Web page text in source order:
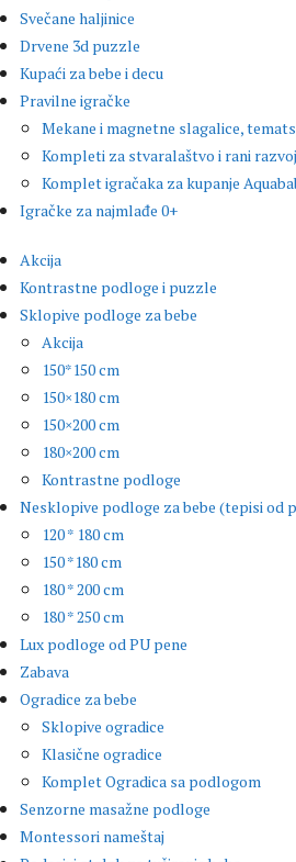
Svečane haljinice
Drvene 3d puzzle
Kupaći za bebe i decu
Pravilne igračke
Mekane i magnetne slagalice,
Kompleti za stvaralaštvo i rani razvoj
Komplet igračaka za kupanje
Igračke za najmlađe 0+
Akcija
Kontrastne podloge i puzzle
Sklopive podloge za bebe
Akcija
150*150 cm
150×180 cm
150×200 cm
180×200 cm
Kontrastne podloge
Nesklopive podloge za bebe (tepisi od
120 * 180 cm
150 *180 cm
180 * 200 cm
180 * 250 cm
Lux podloge od PU pene
Zabava
Ogradice za bebe
Sklopive ogradice
Klasične ogradice
Komplet Ogradica sa podlogom
Senzorne masažne podloge
Montessori nameštaj